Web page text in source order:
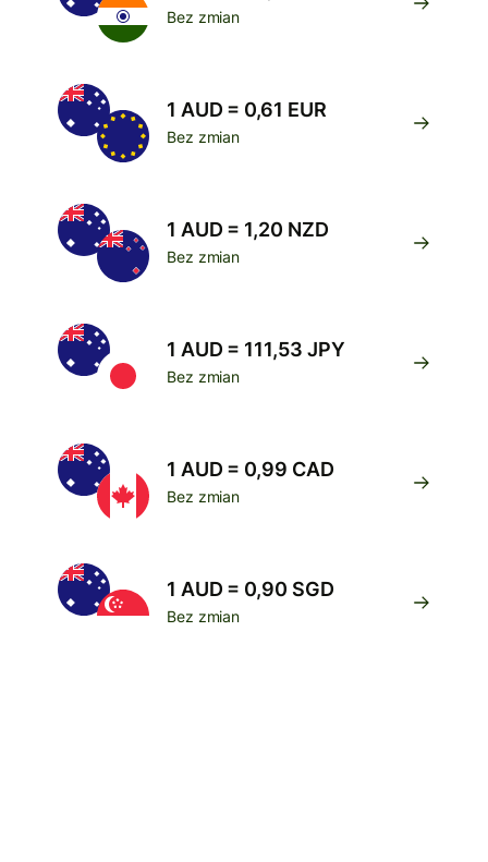
Bez zmian
1 AUD = 0,61 EUR
Bez zmian
1 AUD = 1,20 NZD
Bez zmian
1 AUD = 111,53 JPY
Bez zmian
1 AUD = 0,99 CAD
Bez zmian
1 AUD = 0,90 SGD
Bez zmian